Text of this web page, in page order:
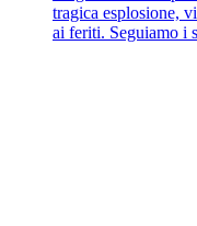
tragica esplosione,
ai feriti. Seguiamo i